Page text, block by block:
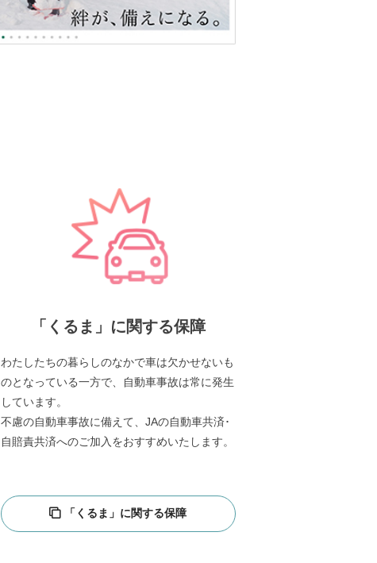
「くるま」に関する保障
わたしたちの暮らしのなかで車は欠かせないも
のとなっている一方で、自動車事故は常に発生
しています。
不慮の自動車事故に備えて、JAの自動車共済･
自賠責共済へのご加入をおすすめいたします。
「くるま」に関する保障